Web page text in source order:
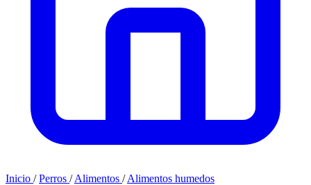
Inicio / Perros / Alimentos / Alimentos humedos